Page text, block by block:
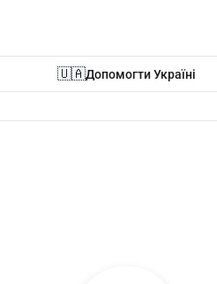
🇺🇦Допомогти Україні